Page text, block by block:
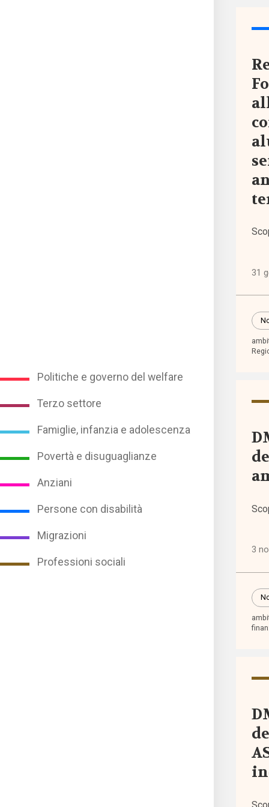
Politiche e governo del welfare
Terzo settore
Famiglie, infanzia e adolescenza
Povertà e disuguaglianze
Anziani
Persone con disabilità
Migrazioni
Professioni sociali
Tutto
I
vista
Tutti
i tag
31
3